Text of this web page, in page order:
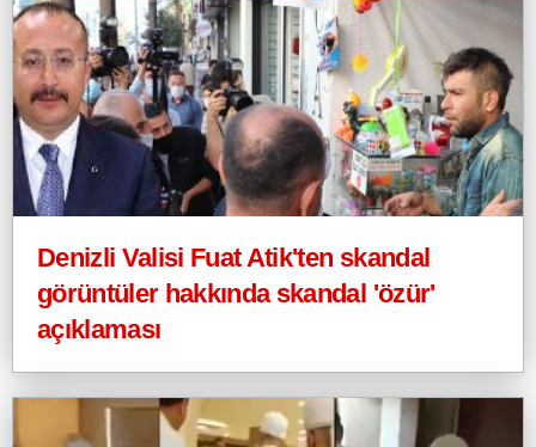
Denizli Valisi Fuat Atik'ten skandal
görüntüler hakkında skandal 'özür'
açıklaması